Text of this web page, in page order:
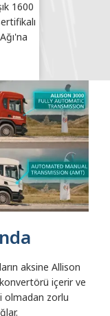
1600
aksine Allison
içerir ve
olmadan zorlu